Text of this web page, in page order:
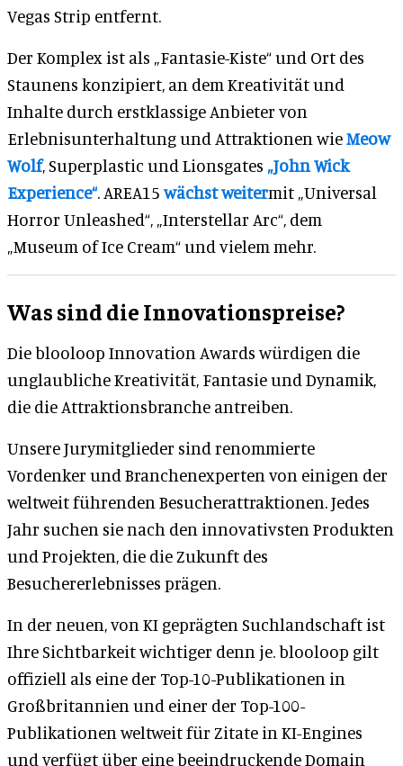
Vegas Strip entfernt.
Der Komplex ist als „Fantasie-Kiste“ und Ort des
Staunens konzipiert, an dem Kreativität und
Inhalte durch erstklassige Anbieter von
Erlebnisunterhaltung und Attraktionen wieMeow
Wolf, Superplastic und Lionsgates „John Wick
Experience“. AREA15wächst weitermit „Universal
Horror Unleashed“, „Interstellar Arc“, dem
„Museum of Ice Cream“ und vielem mehr.
Was sind die Innovationspreise?
Die blooloop Innovation Awards würdigen die
unglaubliche Kreativität, Fantasie und Dynamik,
die die Attraktionsbranche antreiben.
Unsere Jurymitglieder sind renommierte
Vordenker und Branchenexperten von einigen der
weltweit führenden Besucherattraktionen. Jedes
Jahr suchen sie nach den innovativsten Produkten
und Projekten, die die Zukunft des
Besuchererlebnisses prägen.
In der neuen, von KI geprägten Suchlandschaft ist
Ihre Sichtbarkeit wichtiger denn je. blooloop gilt
offiziell als eine der Top-10-Publikationen in
Großbritannien und einer der Top-100-
Publikationen weltweit für Zitate in KI-Engines
und verfügt über eine beeindruckende Domain